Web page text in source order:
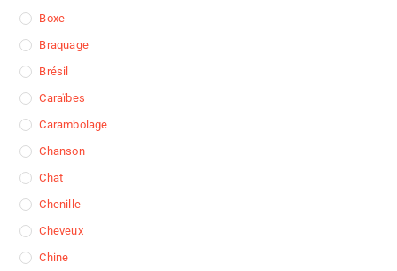
Boxe
Braquage
Brésil
Caraïbes
Carambolage
Chanson
Chat
Chenille
Cheveux
Chine